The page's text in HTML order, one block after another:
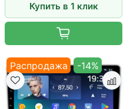
Купить в 1 клик
Распродажа -14%